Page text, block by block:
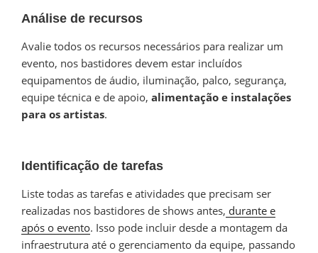
Análise de recursos
Avalie todos os recursos necessários para realizar um
evento, nos bastidores devem estar incluídos
equipamentos de áudio, iluminação, palco, segurança,
equipe técnica e de apoio, alimentação e instalações
para os artistas.
Identificação de tarefas
Liste todas as tarefas e atividades que precisam ser
realizadas nos bastidores de shows antes, durante e
após o evento. Isso pode incluir desde a montagem da
infraestrutura até o gerenciamento da equipe, passando